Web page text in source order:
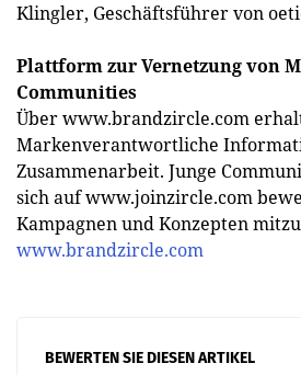
Klingler, Geschäftsführer von
Plattform zur Vernetzung von
Communities
Über www.brandzircle.com
Markenverantwortliche
Zusammenarbeit. Junge
sich auf www.joinzircle.com
Kampagnen und Konzepten
www.brandzircle.com
BEWERTEN SIE DIESEN ARTIKEL